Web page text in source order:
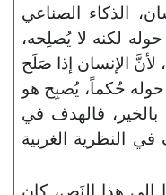
الذكاء الصناعي
لكنه لا يُصلِحه،
لأنَّ الإنسان إذا صَلَح
حُكماً، يُصبِح هو
فالهدف في
في النظرية الغربية
إلى هذا النَص، كان